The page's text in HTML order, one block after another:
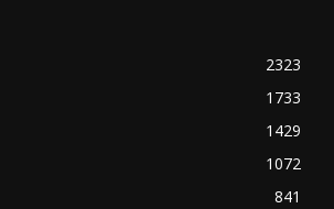
2323
1733
1429
1072
841